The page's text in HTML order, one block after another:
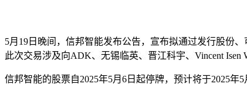
5月19日晚间，信邦智能发布公告，宣布拟通过发行股份
此次交易涉及向ADK、无锡临英、晋江科宇、Vincent
信邦智能的股票自2025年5月6日起停牌，预计将于2025